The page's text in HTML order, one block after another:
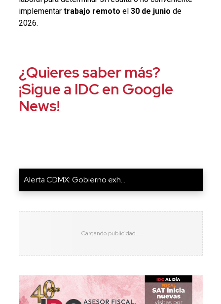
implementar trabajo remoto el 30 de junio de
2026.
¿Quieres saber más?
¡Sigue a IDC en Google
News!
Alerta CDMX: Gobierno exh...